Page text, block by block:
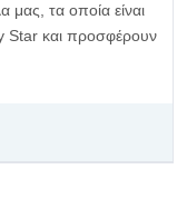
μας, τα οποία είναι
Star και προσφέρουν